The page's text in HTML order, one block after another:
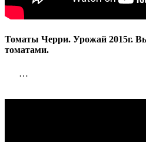
Томаты Черри. Урожай 2015г.
томатами.
…